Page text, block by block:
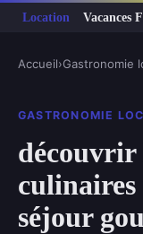
Accueil›Gastronomie
GASTRONOMIE
découvrir
séjour